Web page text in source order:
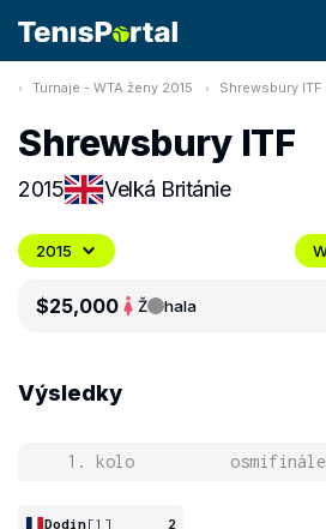
Turnaje - WTA ženy 2015 Shrewsbury
Shrewsbury ITF
2015 Velká Británie
2015
$25,000 Ž hala
Výsledky
1. kolo osmifinále
Dodin[1]
2